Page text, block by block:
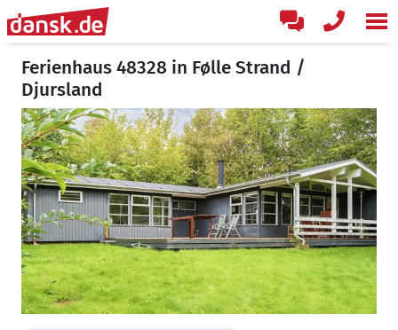
Ferienhaus 48328 in Følle Strand /
Djursland